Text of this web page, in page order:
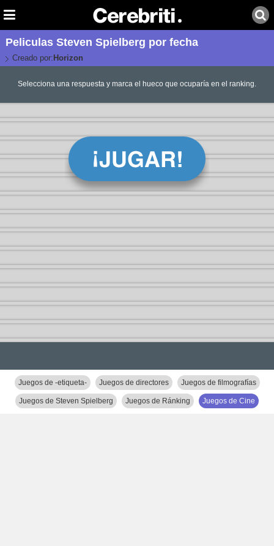
Peliculas Steven Spielberg por fecha
Creado por: Horizon
Selecciona una respuesta y marca el hueco que ocuparía en el ranking.
Juegos de -etiqueta- Juegos de directores Juegos de filmografías
Juegos de Steven Spielberg Juegos de Ránking Juegos de Cine